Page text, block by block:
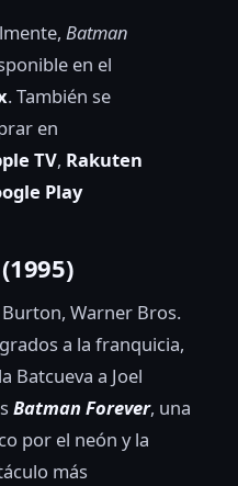
Batman
en el
. También se
en
TV, Rakuten
Play
Warner Bros.
a la franquicia,
Batcueva a Joel
Batman Forever, una
por el neón y la
más